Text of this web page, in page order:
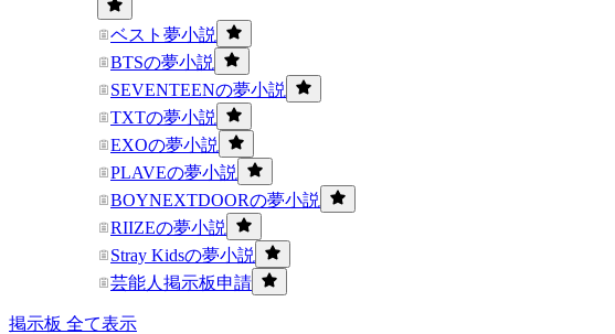
ベスト夢小説
BTSの夢小説
SEVENTEENの夢小説
TXTの夢小説
EXOの夢小説
PLAVEの夢小説
BOYNEXTDOORの夢小説
RIIZEの夢小説
Stray Kidsの夢小説
芸能人掲示板申請
掲示板 全て表示